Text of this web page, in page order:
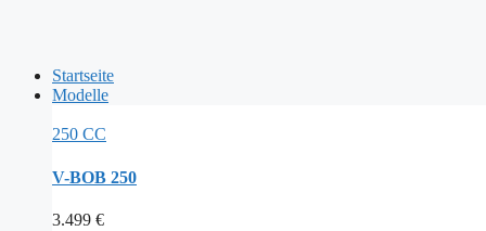
Startseite
Modelle
250 CC
V-BOB 250
3.499 €